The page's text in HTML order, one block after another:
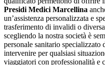
Presidi Medici Marcellina
un’assistenza personalizzata e
trasferimento di invalidi o
scegliendo la nostra società è
personale sanitario
intervenire per qualsiasi
viaggiatori con professionalità e